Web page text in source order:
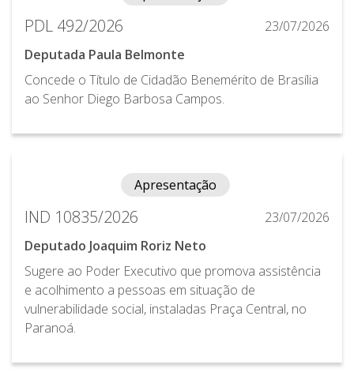
PDL 492/2026
23/07/2026
Deputada Paula Belmonte
Concede o Título de Cidadão Benemérito de Brasília
ao Senhor Diego Barbosa Campos.
Apresentação
IND 10835/2026
23/07/2026
Deputado Joaquim Roriz Neto
Sugere ao Poder Executivo que promova assistência
e acolhimento a pessoas em situação de
vulnerabilidade social, instaladas Praça Central, no
Paranoá.